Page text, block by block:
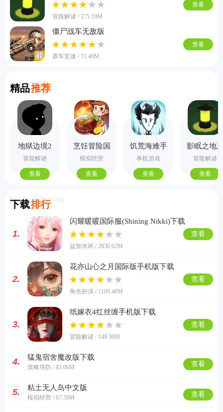
冒险解谜 / 275.19M
查看
僵尸战车无敌版
赛车竞速 / 71.40M
查看
精品推荐
Recommend
地狱边境2
手机版
冒险解谜
查看
烹饪冒险国
际服
模拟经营
查看
饥荒海难手
机版
单机游戏
查看
影眠之地
式版
冒险解谜
查看
下载排行
Download Ranking
1.
闪耀暖暖国际服(Shining Nikki)下载
益智休闲 / 2830.02M
查看
2.
花亦山心之月国际版手机版下载
角色扮演 / 1109.48M
查看
3.
纸嫁衣4红丝缠手机版下载
冒险解谜 / 149.30M
查看
4. 猛鬼宿舍魔改版下载
策略塔防 / 83.06M 查看
5. 粘土无人岛中文版
模拟经营 / 67.59M 查看